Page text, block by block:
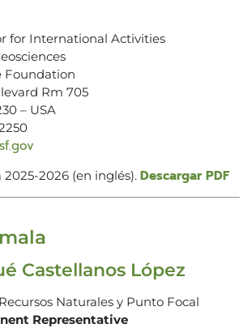
for International Activities
Foundation
Rm 705
– USA
2026 (en inglés). Descargar PDF
Castellanos López
Naturales y Punto Focal
Representative